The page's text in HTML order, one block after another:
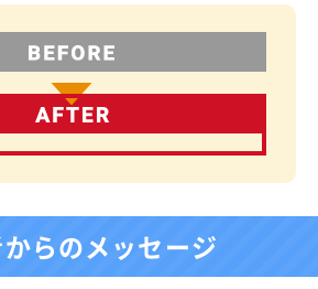
らのメッセージ